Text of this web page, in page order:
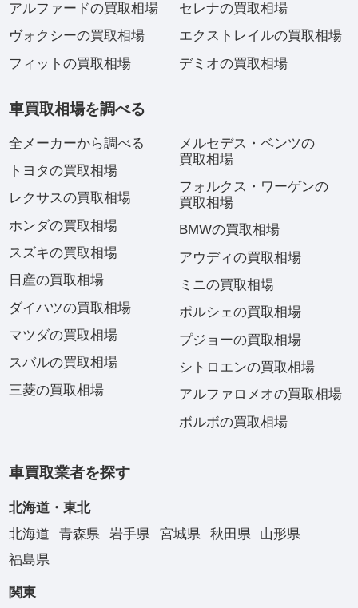
アルファードの買取相場
ヴォクシーの買取相場
フィットの買取相場
セレナの買取相場
エクストレイルの買取相場
デミオの買取相場
車買取相場を調べる
全メーカーから調べる
トヨタの買取相場
レクサスの買取相場
ホンダの買取相場
スズキの買取相場
日産の買取相場
ダイハツの買取相場
マツダの買取相場
スバルの買取相場
三菱の買取相場
メルセデス・ベンツの
買取相場
フォルクス・ワーゲンの
買取相場
BMWの買取相場
アウディの買取相場
ミニの買取相場
ポルシェの買取相場
プジョーの買取相場
シトロエンの買取相場
アルファロメオの買取相場
ボルボの買取相場
車買取業者を探す
北海道・東北
北海道
青森県 岩手県 宮城県 秋田県
山形県
福島県
関東